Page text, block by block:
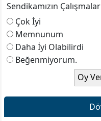
Sendikamızın
Çok İyi
Memnunum
Daha İyi Olabilirdi
Beğenmiyorum.